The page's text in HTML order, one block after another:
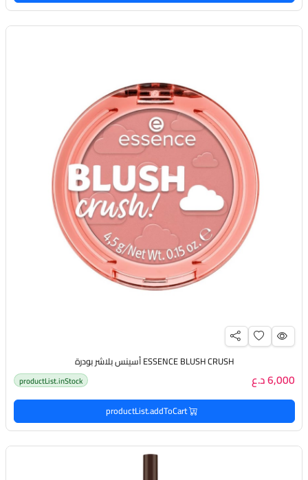
ESSENCE BLUSH CRUSH أسينس بلاشر بودرة
6,000 د.ع productList.inStock
productList.addToCart